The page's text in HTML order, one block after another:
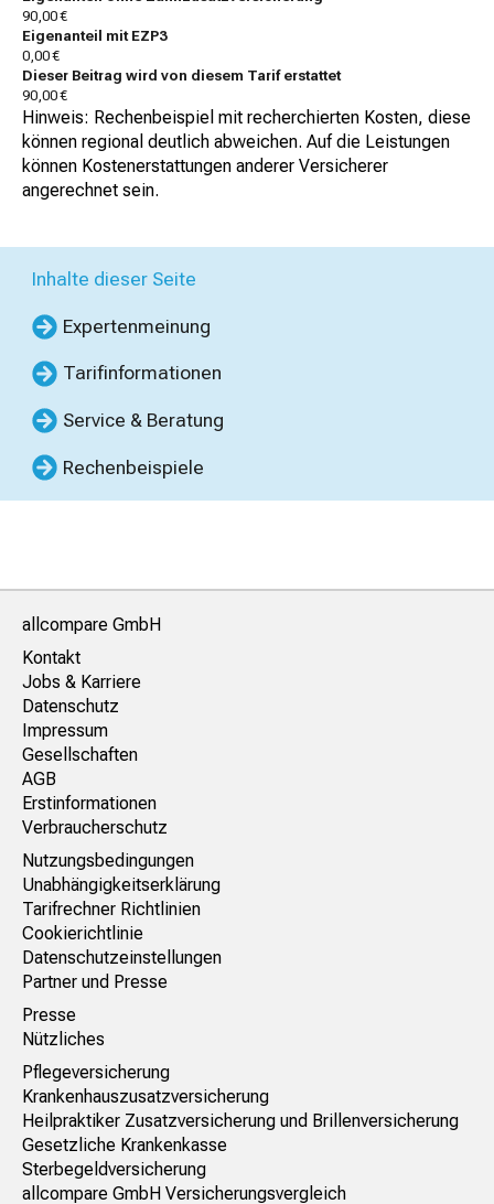
90,00 €
Eigenanteil mit EZP3
0,00 €
Dieser Beitrag wird von diesem Tarif erstattet
90,00 €
Hinweis: Rechenbeispiel mit recherchierten Kosten, diese
können regional deutlich abweichen. Auf die Leistungen
können Kostenerstattungen anderer Versicherer
angerechnet sein.
Inhalte dieser Seite
Expertenmeinung
Tarifinformationen
Service & Beratung
Rechenbeispiele
allcompare GmbH
Kontakt
Jobs & Karriere
Datenschutz
Impressum
Gesellschaften
AGB
Erstinformationen
Verbraucherschutz
Nutzungsbedingungen
Unabhängigkeitserklärung
Tarifrechner Richtlinien
Cookierichtlinie
Datenschutzeinstellungen
Partner und Presse
Presse
Nützliches
Pflegeversicherung
Krankenhauszusatzversicherung
Heilpraktiker Zusatzversicherung und Brillenversicherung
Gesetzliche Krankenkasse
Sterbegeldversicherung
allcompare GmbH Versicherungsvergleich